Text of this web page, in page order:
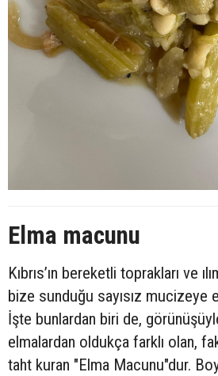
Elma macunu
Kıbrıs’ın bereketli toprakları ve
bize sunduğu sayısız mucizeye
İşte bunlardan biri de,
elmalardan oldukça farklı olan,
taht kuran "Elma Macunu"dur.